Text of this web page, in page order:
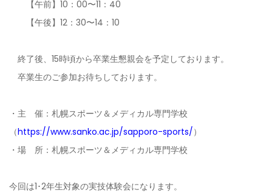
【午前】10：00〜11：40
【午後】12：30〜14：10
終了後、15時頃から卒業生懇親会を予定しております。
卒業生のご参加お待ちしております。
・主 催：札幌スポーツ＆メディカル専門学校
（https://www.sanko.ac.jp/sapporo-sports/）
・場 所：札幌スポーツ＆メディカル専門学校
今回は1･2年生対象の実技体験会になります。